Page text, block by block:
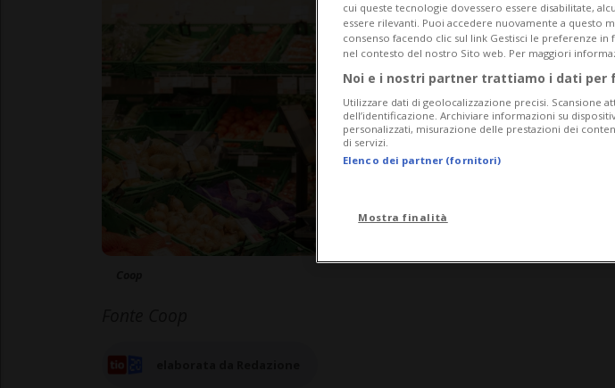
cui queste tecnologie dovessero essere disabilitate,
essere rilevanti. Puoi accedere nuovamente a questo
consenso facendo clic sul link Gestisci le preferenze
nel contesto del nostro Sito web. Per maggiori
Noi e i nostri partner trattiamo i dati per
Utilizzare dati di geolocalizzazione precisi. Scansione
dell’identificazione. Archiviare informazioni su
personalizzati, misurazione delle prestazioni dei
di servizi.
Elenco dei partner (fornitori)
Mostra finalità